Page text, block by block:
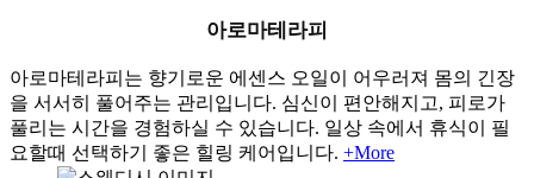
아로마테라피
아로마테라피는 향기로운 에센스 오일이 어우러져 몸의 긴장
을 서서히 풀어주는 관리입니다. 심신이 편안해지고, 피로가
풀리는 시간을 경험하실 수 있습니다. 일상 속에서 휴식이 필
요할때 선택하기 좋은 힐링 케어입니다. +More